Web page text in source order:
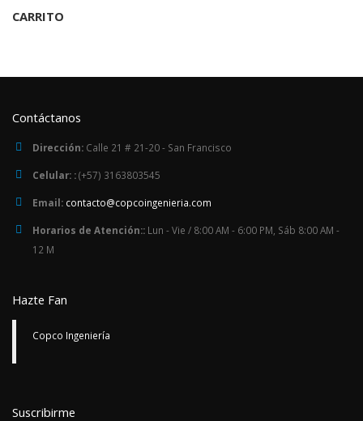
CARRITO
Contáctanos
Dirección: Calle 21 # 21-20 - San Francisco
Celular: :(+57) 3163803545
Email: contacto@copcoingenieria.com
Horarios de Atención:: Lun - Vie / 8:00 AM - 6:00 PM, Sáb 8:00 AM -
12 M
Hazte Fan
Copco Ingeniería
Suscribirme